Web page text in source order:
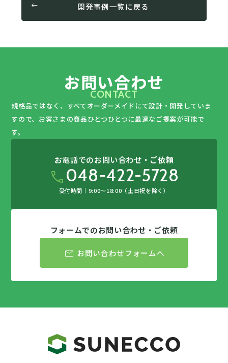
開発事例一覧に戻る
お問い合わせ
CONTACT
規格品ではなく、すべてオーダーメイドにて設計・開発していま
すので、 お客さまの商品ひとつひとつに最適なご提案が可能で
す。
お電話でのお問い合わせ・ご依頼
call048-422-5728
受付時間｜9:00〜18:00（土日祝を除く）
フォームでのお問い合わせ・ご依頼
mail お問い合わせフォームへ